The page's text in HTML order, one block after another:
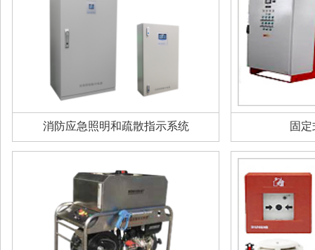
消防应急照明和疏散指示系统 固